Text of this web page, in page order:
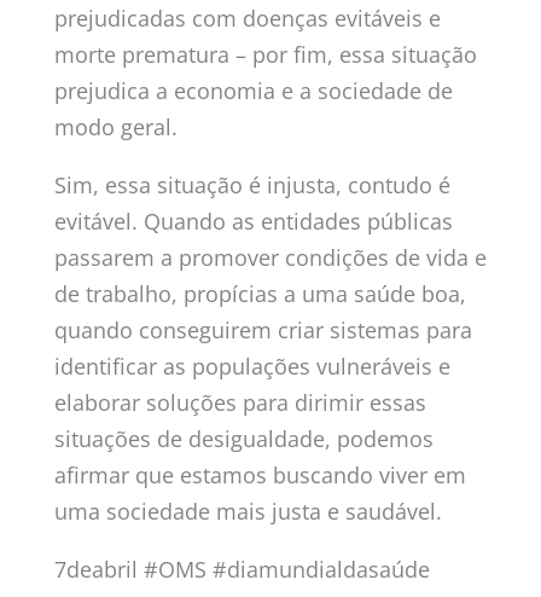
prejudicadas com doenças evitáveis e
morte prematura – por fim, essa situação
prejudica a economia e a sociedade de
modo geral.
Sim, essa situação é injusta, contudo é
evitável. Quando as entidades públicas
passarem a promover condições de vida e
de trabalho, propícias a uma saúde boa,
quando conseguirem criar sistemas para
identificar as populações vulneráveis e
elaborar soluções para dirimir essas
situações de desigualdade, podemos
afirmar que estamos buscando viver em
uma sociedade mais justa e saudável.
7deabril #OMS #diamundialdasaúde